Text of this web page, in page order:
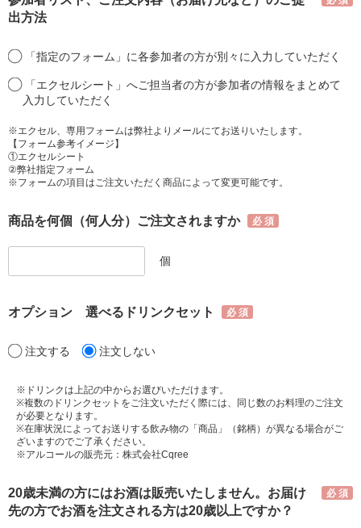
出方法
「指定のフォーム」に各参加者の方が別々に入力していただく
「エクセルシート」へご担当者の方が参加者の情報をまとめて
入力していただく
※エクセル、専用フォームは弊社よりメールにてお送りいたします。
【フォーム参考イメージ】
①エクセルシート
②弊社指定フォーム
※フォームの項目はご注文いただく商品によって変更可能です。
商品を何個（何人分）ご注文されますか
個
オプション 選べるドリンクセット
注文する 注文しない
※ドリンクは上記の中からお選びいただけます。
※複数のドリンクセットをご注文いただく際には、同じ数のお料理のご注文
が必要となります。
※在庫状況によってお送りする飲み物の「商品」（銘柄）が異なる場合がご
ざいますのでご了承ください。
※アルコールの販売元：株式会社Cqree
20歳未満の方にはお酒は販売いたしません。お届け
先の方でお酒を注文される方は20歳以上ですか？